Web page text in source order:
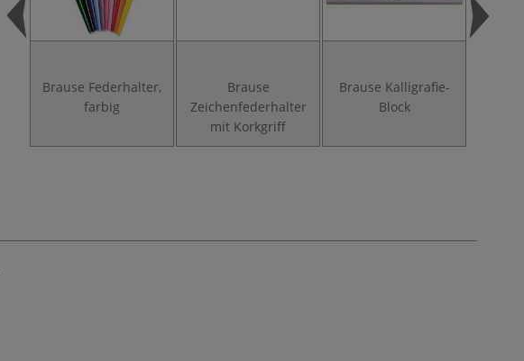
Brause Federhalter,
farbig
Brause
Zeichenfederhalter
mit Korkgriff
Brause Kalligrafie-
Block